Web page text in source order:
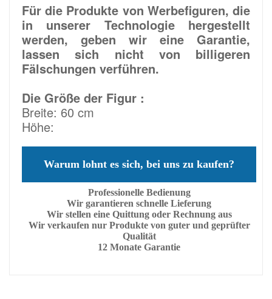
Für die Produkte von Werbefiguren, die
in unserer Technologie hergestellt
werden, geben wir eine Garantie,
lassen sich nicht von billigeren
Fälschungen verführen.
Die Größe der Figur :
Breite: 60 cm
Höhe:
Warum lohnt es sich, bei uns zu kaufen?
Professionelle Bedienung
Wir garantieren schnelle Lieferung
Wir stellen eine Quittung oder Rechnung aus
Wir verkaufen nur Produkte von guter und geprüfter
Qualität
12 Monate Garantie